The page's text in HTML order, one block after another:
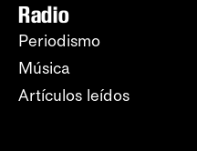
Radio
Periodismo
Música
Artículos leídos